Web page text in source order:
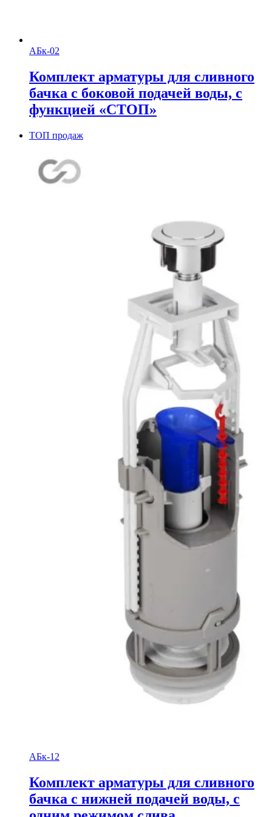
АБк-02
Комплект арматуры для сливного
бачка с боковой подачей воды, с
функцией «СТОП»
ТОП продаж
АБк-12
Комплект арматуры для сливного
бачка с нижней подачей воды, с